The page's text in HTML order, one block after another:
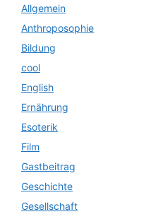
Allgemein
Anthroposophie
Bildung
cool
English
Ernährung
Esoterik
Film
Gastbeitrag
Geschichte
Gesellschaft